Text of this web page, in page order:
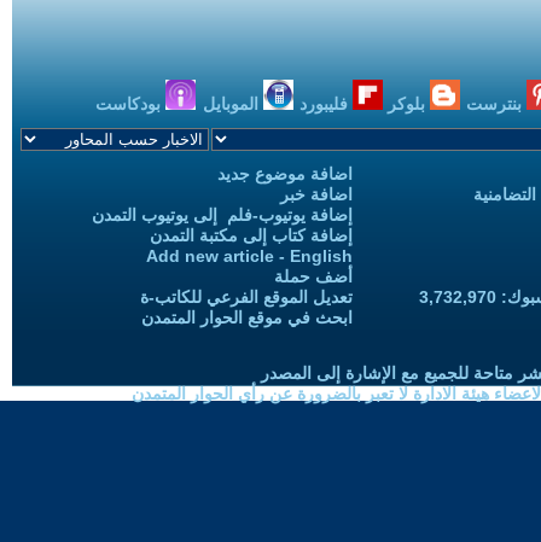
بنترست بلوكر فليبورد الموبايل بودكاست
اضافة موضوع جديد
اضافة خبر
إضافة يوتيوب-فلم إلى يوتيوب التمدن
إضافة كتاب إلى مكتبة التمدن
Add new article - English
أضف حملة
تعديل الموقع الفرعي للكاتب-ة
ابحث في موقع الحوار المتمدن
متاحة للجميع مع الإشارة إلى المصدر
هيئة الادارة لا تعبر بالضرورة عن رأي الحوار المتمدن